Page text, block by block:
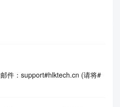
件：support#hlktech.cn (请将#